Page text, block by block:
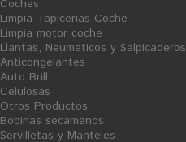
Coches
Limpia Tapicerias Coche
Limpia motor coche
Llantas, Neumaticos y Salpicaderos
Anticongelantes
Auto Brill
Celulosas
Otros Productos
Bobinas secamanos
Servilletas y Manteles
F
E